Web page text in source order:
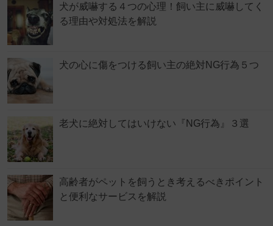
犬が威嚇する４つの心理！飼い主に威嚇してく
る理由や対処法を解説
犬の心に傷をつける飼い主の絶対NG行為５つ
老犬に絶対してはいけない『NG行為』３選
高齢者がペットを飼うとき考えるべきポイント
と便利なサービスを解説